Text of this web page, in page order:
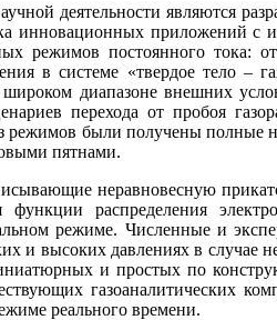
деятельности являются
инновационных приложений
режимов постоянного тока:
в системе «твердое тело –
диапазоне внешних
перехода от пробоя
были получены полные
пятнами.
неравновесную
функции распределения
режиме. Численные и
и высоких давлениях в
и простых по
газоаналитических
реального времени.